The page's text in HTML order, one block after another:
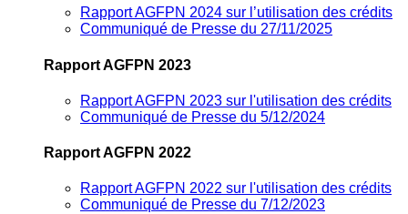
Rapport AGFPN 2024 sur l’utilisation des crédits
Communiqué de Presse du 27/11/2025
Rapport AGFPN 2023
Rapport AGFPN 2023 sur l'utilisation des crédits
Communiqué de Presse du 5/12/2024
Rapport AGFPN 2022
Rapport AGFPN 2022 sur l'utilisation des crédits
Communiqué de Presse du 7/12/2023